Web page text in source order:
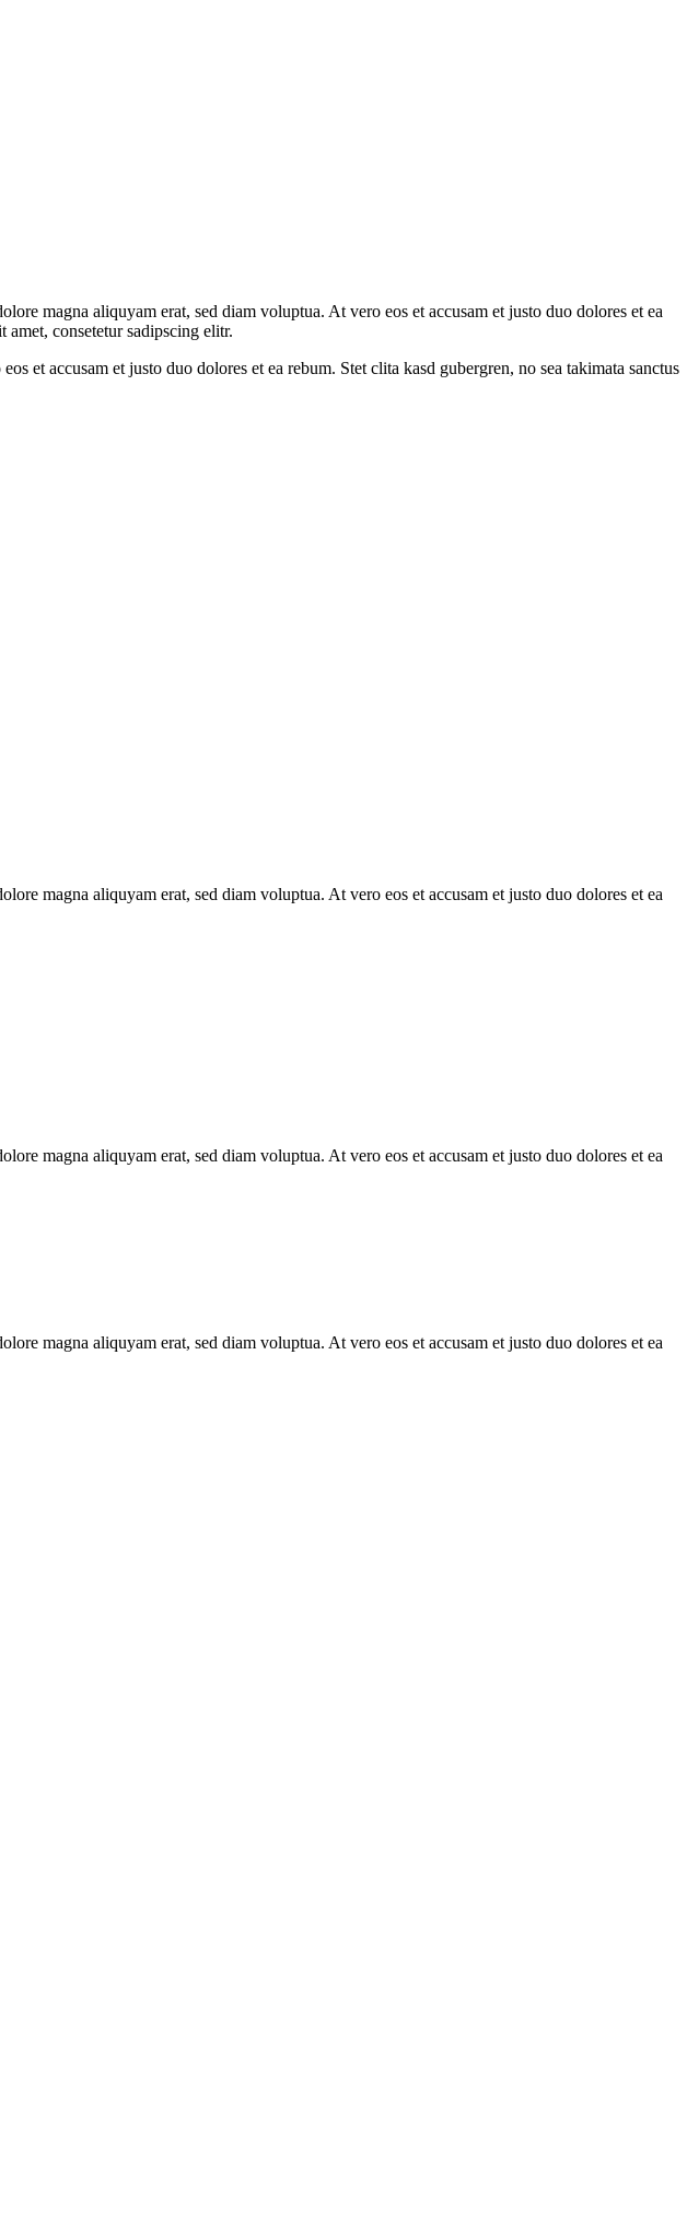
magna aliquyam erat, sed diam voluptua. At vero eos et accusam et justo duo dolores et ea
consetetur sadipscing elitr.
et accusam et justo duo dolores et ea rebum. Stet clita kasd gubergren, no sea takimata sanctus
magna aliquyam erat, sed diam voluptua. At vero eos et accusam et justo duo dolores et ea
magna aliquyam erat, sed diam voluptua. At vero eos et accusam et justo duo dolores et ea
magna aliquyam erat, sed diam voluptua. At vero eos et accusam et justo duo dolores et ea